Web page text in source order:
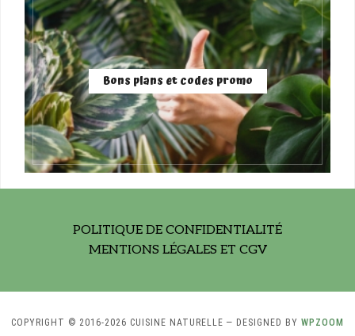
Bons plans et codes promo
POLITIQUE DE CONFIDENTIALITÉ
MENTIONS LÉGALES ET CGV
COPYRIGHT © 2016-2026 CUISINE NATURELLE — DESIGNED BY WPZOOM